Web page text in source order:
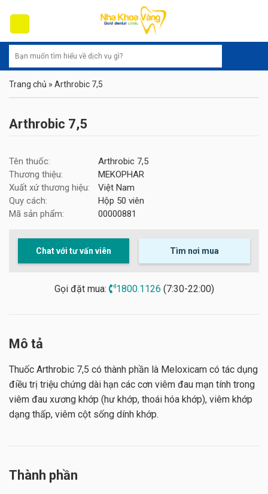
content
Trang chủ » Arthrobic 7,5
Arthrobic 7,5
Tên thuốc:
Arthrobic 7,5
Thương thiệu:
MEKOPHAR
Xuất xứ thương hiệu:
Việt Nam
Quy cách:
Hộp 50 viên
Mã sản phẩm:
00000881
Chat với tư vấn viên Tìm nơi mua
Gọi đặt mua: 1800.1126 (7:30-22:00)
Mô tả
Thuốc Arthrobic 7,5 có thành phần là Meloxicam có tác dụng
điều trị triệu chứng dài hạn các cơn viêm đau mạn tính trong
viêm đau xương khớp (hư khớp, thoái hóa khớp), viêm khớp
dạng thấp, viêm cột sống dính khớp.
Thành phần